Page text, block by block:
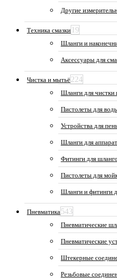
Другие
Техника смазки 19
Шланги и
Аксессуары для
Чистка и мытьё224
Шланги для чистки
Пистолеты для
Устройства для
Шланги для
Фитинги для
Пистолеты для
Шланги и фитинги
Пневматика543
Пневматические
Пневматические
Штекерные
Резьбовые